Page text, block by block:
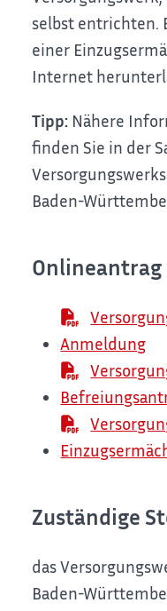
selbst entrichten.
einer
Internet
Tipp: Nähere
finden Sie in der
Baden-
Anmeldung
Zuständige
das
Baden-